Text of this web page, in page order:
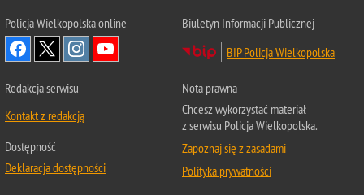
Policja Wielkopolska online
Biuletyn Informacji Publicznej
BIP Policja Wielkopolska
Redakcja serwisu
Kontakt z redakcją
Dostępność
Deklaracja dostępności
Nota prawna
Chcesz wykorzystać materiał
z serwisu Policja Wielkopolska.
Zapoznaj się z zasadami
Polityka prywatności